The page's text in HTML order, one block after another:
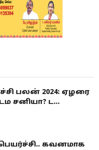
பலன் 2024: ஏழரை
சனியா? ட...
கவனமாக